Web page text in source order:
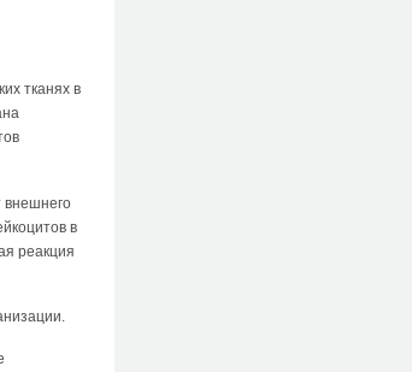
тканях в
внешнего
в
реакция